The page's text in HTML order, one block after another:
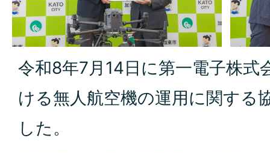
令和8年7月14日に第一電子株式
ける無人航空機の運用に関する
した。